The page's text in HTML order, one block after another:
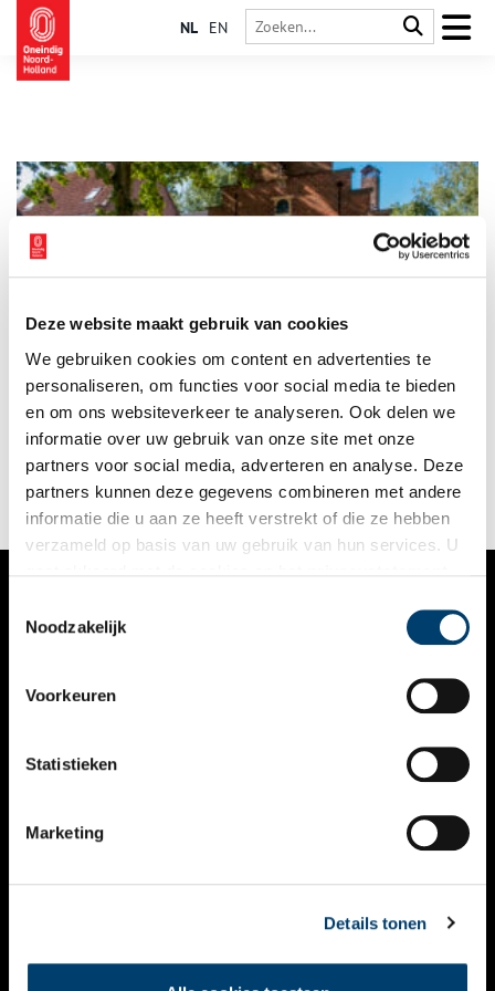
Deze website maakt gebruik van cookies
We gebruiken cookies om content en advertenties te
personaliseren, om functies voor social media te bieden
en om ons websiteverkeer te analyseren. Ook delen we
informatie over uw gebruik van onze site met onze
partners voor social media, adverteren en analyse. Deze
partners kunnen deze gegevens combineren met andere
informatie die u aan ze heeft verstrekt of die ze hebben
verzameld op basis van uw gebruik van hun services. U
Noodzakelijk
Voorkeuren
Statistieken
Marketing
Details tonen
NL EN
Bergen is meer dan een dromerig kunstenaarsdorp.
Uitgerekend hier is zwaar gevochten in 1799. Honderden
Russen liggen er begraven. Hoe dat zo kwam? Museum Het
Sterkenhuis vertelt het hele verhaal.
VERHALEN
KALENDER
THEMA’S
VIDEO’S
CONTACT